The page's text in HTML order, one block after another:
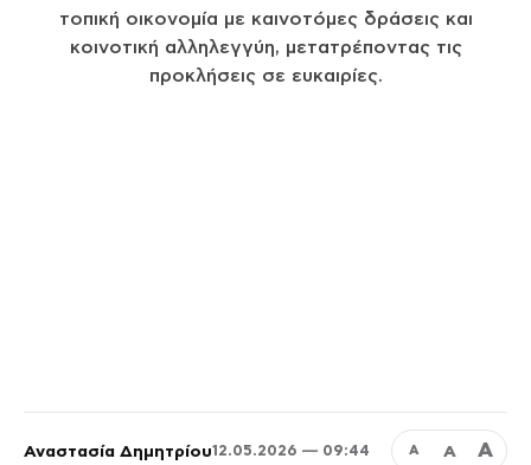
τοπική οικονομία με καινοτόμες δράσεις και
κοινοτική αλληλεγγύη, μετατρέποντας τις
προκλήσεις σε ευκαιρίες.
Αναστασία Δημητρίου12.05.2026 — 09:44 Α Α Α